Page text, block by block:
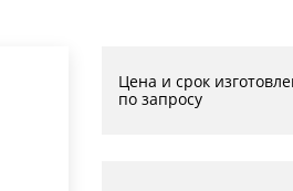
Цена и срок
по запросу